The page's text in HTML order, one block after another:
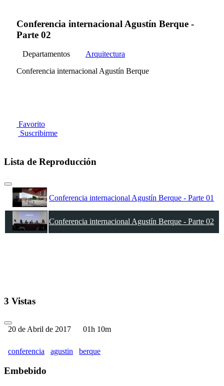
Conferencia internacional Agustín Berque -
Parte 02
Departamentos
Arquitectura
Conferencia internacional Agustín Berque
Favorito
Suscribirme
Lista de Reproducción
Conferencia internacional Agustín Berque - Parte 01
Conferencia internacional Agustín Berque - Parte 02
3 Vistas
20 de Abril de 2017 01h 10m
conferencia agustin berque
Embebido